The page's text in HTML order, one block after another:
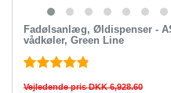
Fadølsanlæg, Øldispenser -
vådkøler, Green Line
Vejledende pris DKK 6,928.60